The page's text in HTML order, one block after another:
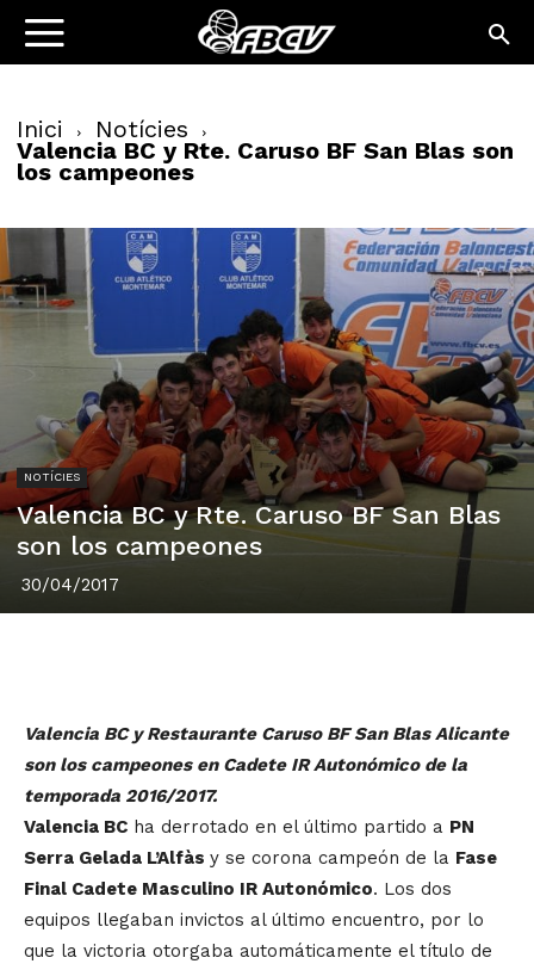
Inici Notícies
Valencia BC y Rte. Caruso BF San Blas son
los campeones
NOTÍCIES
Valencia BC y Rte. Caruso BF San Blas
son los campeones
30/04/2017
Valencia BC y Restaurante Caruso BF San Blas Alicante
son los campeones en Cadete IR Autonómico de la
temporada 2016/2017.
Valencia BC ha derrotado en el último partido a PN
Serra Gelada L’Alfàs y se corona campeón de la Fase
Final Cadete Masculino IR Autonómico. Los dos
equipos llegaban invictos al último encuentro, por lo
que la victoria otorgaba automáticamente el título de